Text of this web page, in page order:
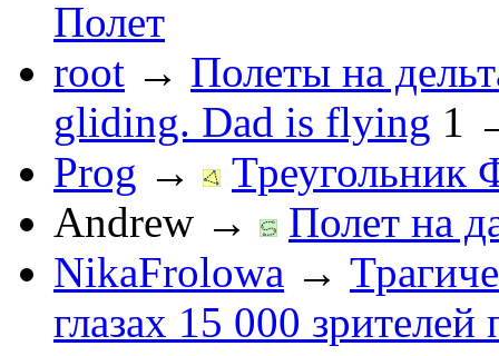
Полет
root → Полеты на
gliding. Dad is flying 1
Prog →
Andrew →
Полет на
NikaFrolowa →
глазах 15 000